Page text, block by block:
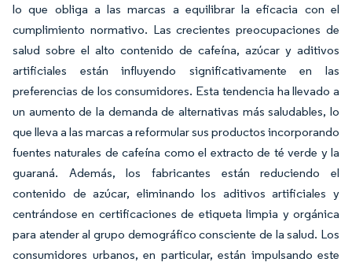
lo que obliga a las marcas a equilibrar la eficacia con el
cumplimiento normativo. Las crecientes preocupaciones de
salud sobre el alto contenido de cafeína, azúcar y aditivos
artificiales están influyendo significativamente en las
preferencias de los consumidores. Esta tendencia ha llevado a
un aumento de la demanda de alternativas más saludables, lo
que lleva a las marcas a reformular sus productos incorporando
fuentes naturales de cafeína como el extracto de té verde y la
guaraná. Además, los fabricantes están reduciendo el
contenido de azúcar, eliminando los aditivos artificiales y
centrándose en certificaciones de etiqueta limpia y orgánica
para atender al grupo demográfico consciente de la salud. Los
consumidores urbanos, en particular, están impulsando este